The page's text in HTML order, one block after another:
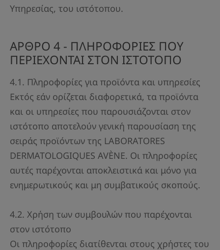
Υπηρεσίας, του ιστότοπου.
ΑΡΘΡΟ 4 - ΠΛΗΡΟΦΟΡΙΕΣ ΠΟΥ
ΠΕΡΙΕΧΟΝΤΑΙ ΣΤΟΝ ΙΣΤΟΤΟΠΟ
4.1. Πληροφορίες για προϊόντα και υπηρεσίες
Εκτός εάν ορίζεται διαφορετικά, τα προϊόντα
και οι υπηρεσίες που παρουσιάζονται στον
ιστότοπο αποτελούν γενική παρουσίαση της
σειράς προϊόντων της LABORATORES
DERMATOLOGIQUES AVÈNE. Οι πληροφορίες
αυτές παρέχονται αποκλειστικά και μόνο για
ενημερωτικούς και μη συμβατικούς σκοπούς.
4.2. Χρήση των συμβουλών που παρέχονται
στον ιστότοπο
Οι πληροφορίες διατίθενται στους χρήστες του